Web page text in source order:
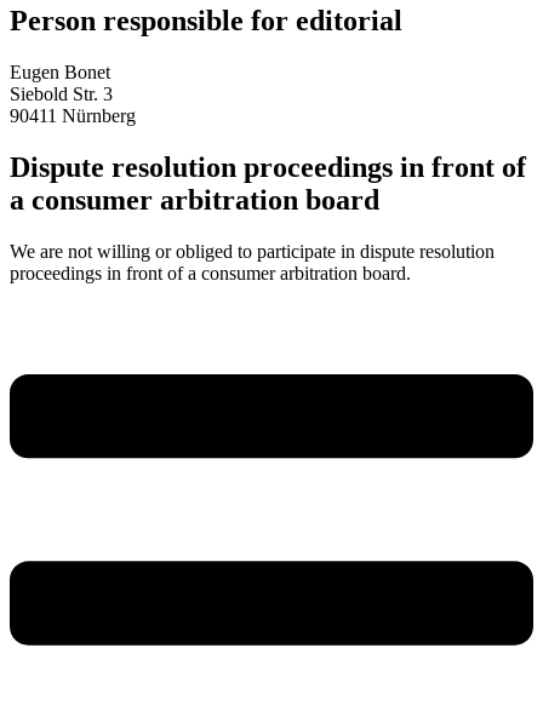
Person responsible for editorial
Eugen Bonet
Siebold Str. 3
90411 Nürnberg
Dispute resolution proceedings in front of
a consumer arbitration board
We are not willing or obliged to participate in dispute resolution
proceedings in front of a consumer arbitration board.